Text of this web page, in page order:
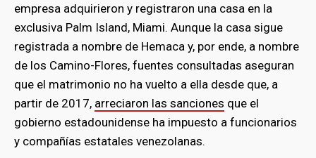
empresa adquirieron y registraron una casa en la
exclusiva Palm Island, Miami. Aunque la casa sigue
registrada a nombre de Hemaca y, por ende, a nombre
de los Camino-Flores, fuentes consultadas aseguran
que el matrimonio no ha vuelto a ella desde que, a
partir de 2017, arreciaron las sanciones que el
gobierno estadounidense ha impuesto a funcionarios
y compañías estatales venezolanas.